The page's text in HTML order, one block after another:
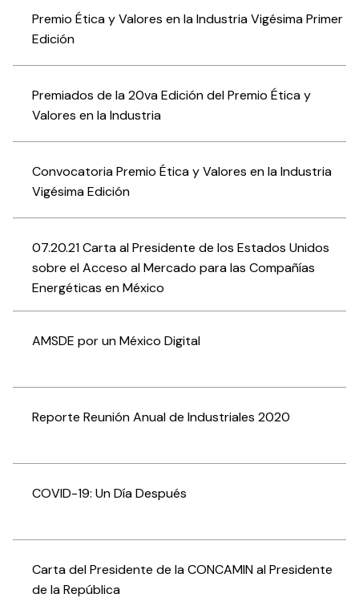
Premio Ética y Valores en la Industria Vigésima Primer
Edición
Premiados de la 20va Edición del Premio Ética y
Valores en la Industria
Convocatoria Premio Ética y Valores en la Industria
Vigésima Edición
07.20.21 Carta al Presidente de los Estados Unidos
sobre el Acceso al Mercado para las Compañías
Energéticas en México
AMSDE por un México Digital
Reporte Reunión Anual de Industriales 2020
COVID-19: Un Día Después
Carta del Presidente de la CONCAMIN al Presidente
de la República